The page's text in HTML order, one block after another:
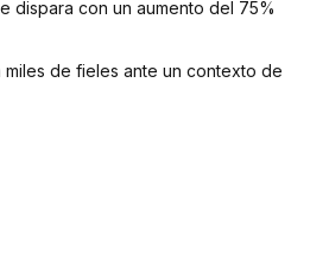
dispara con un aumento del 75%
de fieles ante un contexto de